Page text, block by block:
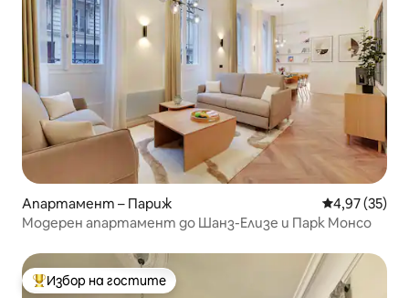
Апартамент – Париж Средна
4,97 (35)
Модерен апартамент до Шанз-Елизе и Парк Монсо
Най-популярен избор на гостите
Избор на гостите